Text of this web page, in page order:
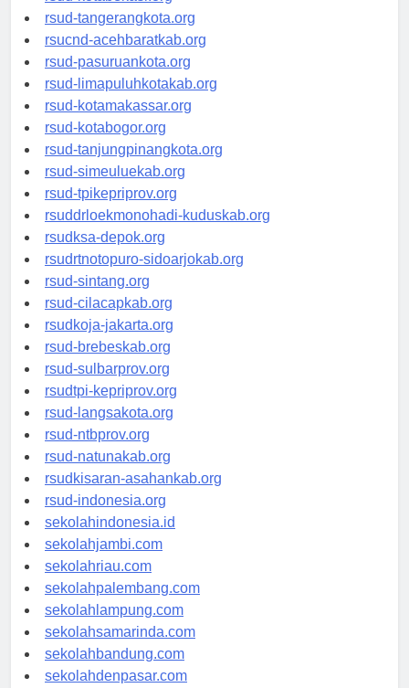
rsud-kotabekasi.org
rsud-tangerangkota.org
rsucnd-acehbaratkab.org
rsud-pasuruankota.org
rsud-limapuluhkotakab.org
rsud-kotamakassar.org
rsud-kotabogor.org
rsud-tanjungpinangkota.org
rsud-simeuluekab.org
rsud-tpikepriprov.org
rsuddrloekmonohadi-kuduskab.org
rsudksa-depok.org
rsudrtnotopuro-sidoarjokab.org
rsud-sintang.org
rsud-cilacapkab.org
rsudkoja-jakarta.org
rsud-brebeskab.org
rsud-sulbarprov.org
rsudtpi-kepriprov.org
rsud-langsakota.org
rsud-ntbprov.org
rsud-natunakab.org
rsudkisaran-asahankab.org
rsud-indonesia.org
sekolahindonesia.id
sekolahjambi.com
sekolahriau.com
sekolahpalembang.com
sekolahlampung.com
sekolahsamarinda.com
sekolahbandung.com